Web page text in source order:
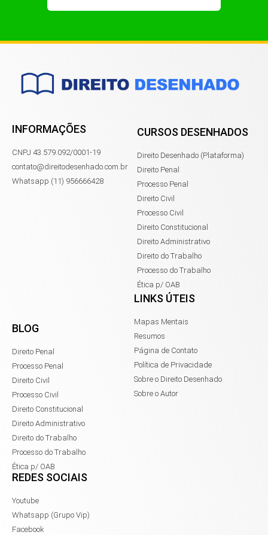
INFORMAÇÕES
CNPJ 43.579.092/0001-19
contato@direitodesenhado.com.br
Whatsapp (11) 956666428
CURSOS DESENHADOS
Direito Desenhado (Plataforma)
Direito Penal
Processo Penal
Direito Civil
Processo Civil
Direito Constitucional
Direito Administrativo
Direito do Trabalho
Processo do Trabalho
Ética p/ OAB
BLOG
Direito Penal
Processo Penal
Direito Civil
Processo Civil
Direito Constitucional
Direito Administrativo
Direito do Trabalho
Processo do Trabalho
Ética p/ OAB
LINKS ÚTEIS
Mapas Mentais
Resumos
Página de Contato
Política de Privacidade
Sobre o Direito Desenhado
Sobre o Autor
REDES SOCIAIS
Youtube
Whatsapp (Grupo Vip)
Facebook